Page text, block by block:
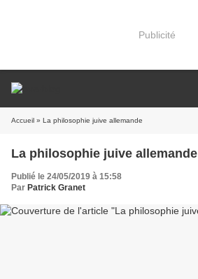
Publicité
Accueil » La philosophie juive allemande
La philosophie juive allemande
Publié le 24/05/2019 à 15:58
Par Patrick Granet